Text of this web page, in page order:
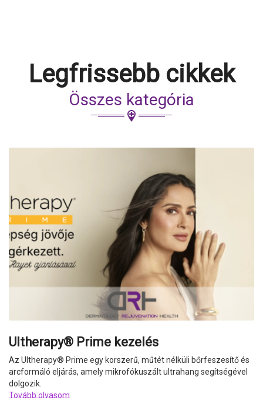
Legfrissebb cikkek
Összes kategória
Ultherapy® Prime kezelés
Az Ultherapy® Prime egy korszerű, műtét nélküli bőrfeszesítő és
arcformáló eljárás, amely mikrofókuszált ultrahang segítségével
dolgozik.
Tovább olvasom